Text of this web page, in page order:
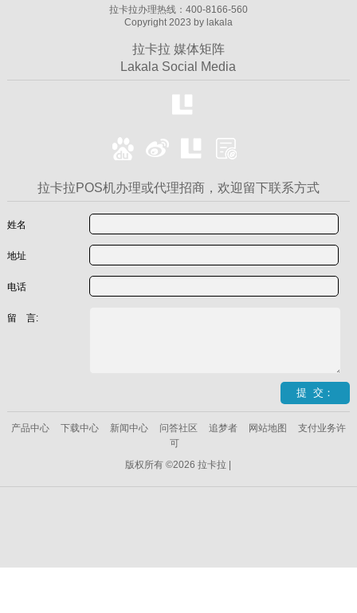
拉卡拉办理热线：400-8166-560
Copyright 2023 by lakala
拉卡拉 媒体矩阵
Lakala Social Media
拉卡拉POS机办理或代理招商，欢迎留下联系方式
姓名
地址
电话
留 言:
产品中心 下载中心 新闻中心 问答社区 追梦者 网站地图
支付业务许
可
版权所有 ©2026 拉卡拉 |